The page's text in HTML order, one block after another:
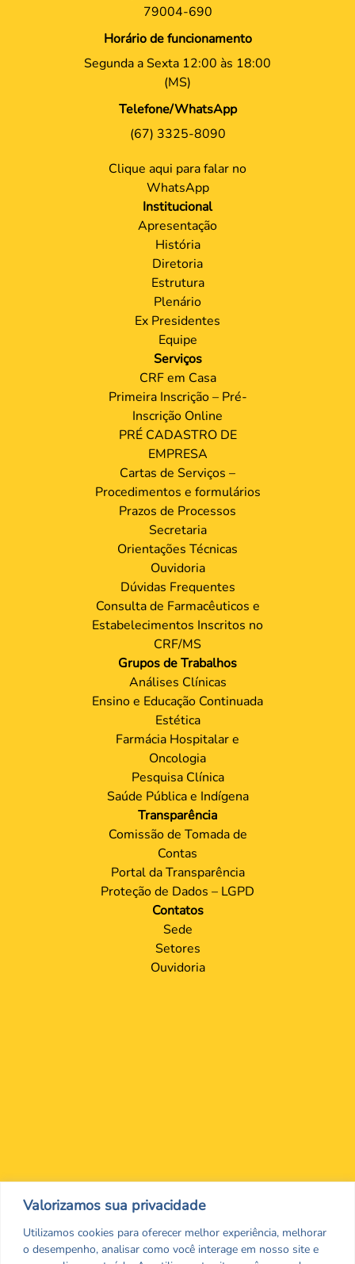
Valorizamos sua privacidade
Utilizamos cookies para oferecer melhor experiência, melhorar
o desempenho, analisar como você interage em nosso site e
79004-690
Horário de funcionamento
Segunda a Sexta 12:00 às 18:00
(MS)
Telefone/WhatsApp
(67) 3325-8090
Clique aqui para falar no
WhatsApp
Institucional
Apresentação
História
Diretoria
Estrutura
Plenário
Ex Presidentes
Equipe
Serviços
CRF em Casa
Primeira Inscrição – Pré-
Inscrição Online
PRÉ CADASTRO DE
EMPRESA
Cartas de Serviços –
Procedimentos e formulários
Prazos de Processos
Secretaria
Orientações Técnicas
Ouvidoria
Dúvidas Frequentes
Consulta de Farmacêuticos e
Estabelecimentos Inscritos no
CRF/MS
Grupos de Trabalhos
Análises Clínicas
Ensino e Educação Continuada
Estética
Farmácia Hospitalar e
Oncologia
Pesquisa Clínica
Saúde Pública e Indígena
Transparência
Comissão de Tomada de
Contas
Portal da Transparência
Proteção de Dados – LGPD
Contatos
Sede
Setores
Ouvidoria